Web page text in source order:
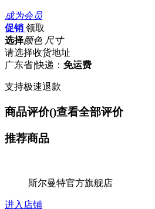
成为会员
促销 领取
选择颜色 尺寸
请选择收货地址
广东省|快递： 免运费
支持极速退款
商品评价()查看全部评价
推荐商品
斯尔曼特官方旗舰店
进入店铺